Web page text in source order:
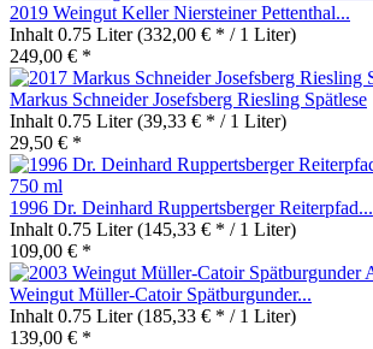
2019 Weingut Keller Niersteiner Pettenthal...
Inhalt 0.75 Liter(332,00 € * / 1 Liter)
249,00 € *
Markus Schneider Josefsberg Riesling Spätlese
Inhalt 0.75 Liter(39,33 € * / 1 Liter)
29,50 € *
1996 Dr. Deinhard Ruppertsberger Reiterpfad...
Inhalt 0.75 Liter(145,33 € * / 1 Liter)
109,00 € *
Weingut Müller-Catoir Spätburgunder...
Inhalt 0.75 Liter(185,33 € * / 1 Liter)
139,00 € *